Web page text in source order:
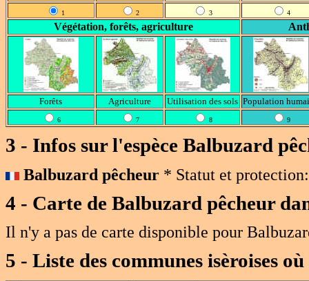
1 2 3 4
Végétation, forêts, agriculture
Forêts Agriculture Utilisation des sols Population
6 7 8 9
3 - Infos sur l'espèce Balbuzard
Balbuzard pêcheur * Statut et
4 - Carte de Balbuzard pêcheur
Il n'y a pas de carte disponible pour
5 - Liste des communes isèroises où